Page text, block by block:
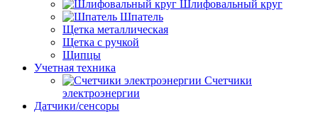
Шлифовальный круг
Шпатель
Щетка металлическая
Щетка с ручкой
Щипцы
Учетная техника
Счетчики
электроэнергии
Датчики/сенсоры